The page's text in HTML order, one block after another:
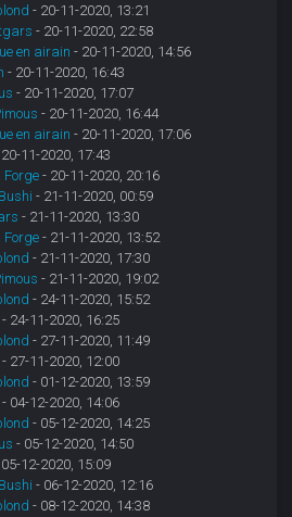
- 20-11-2020, 13:21
- 20-11-2020, 22:58
en airain - 20-11-2020, 14:56
- 20-11-2020, 16:43
- 20-11-2020, 17:07
- 20-11-2020, 16:44
en airain - 20-11-2020, 17:06
11-2020, 17:43
Forge - 20-11-2020, 20:16
- 21-11-2020, 00:59
- 21-11-2020, 13:30
Forge - 21-11-2020, 13:52
- 21-11-2020, 17:30
- 21-11-2020, 19:02
- 24-11-2020, 15:52
- 24-11-2020, 16:25
- 27-11-2020, 11:49
- 27-11-2020, 12:00
- 01-12-2020, 13:59
- 04-12-2020, 14:06
- 05-12-2020, 14:25
- 05-12-2020, 14:50
12-2020, 15:09
- 06-12-2020, 12:16
- 08-12-2020, 14:38